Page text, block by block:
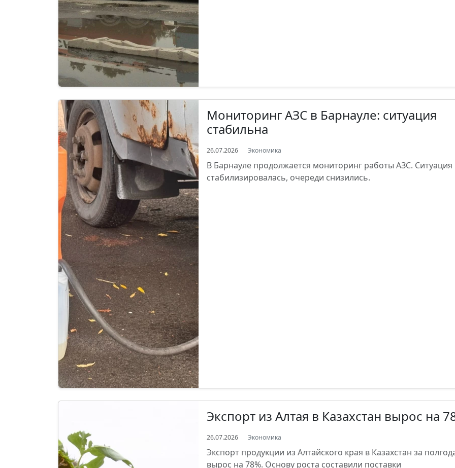
Мониторинг АЗС в Барнауле: ситуация
стабильна
26.07.2026 Экономика
В Барнауле продолжается мониторинг работы АЗС. Ситуация
стабилизировалась, очереди снизились.
Экспорт из Алтая в Казахстан вырос на
26.07.2026 Экономика
Экспорт продукции из Алтайского края в Казахстан за
вырос на 78%. Основу роста составили поставки